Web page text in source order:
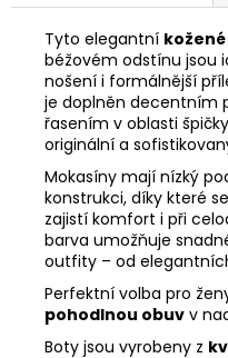
Tyto elegantní
béžovém odstínu jsou
nošení i formálnější
je doplněn decentním
řasením v oblasti
originální a
Mokasíny mají nízký
konstrukci, díky které
zajistí komfort i při
barva umožňuje
outfity – od
Perfektní volba pro
pohodlnou obuv v
Boty jsou vyrobeny z